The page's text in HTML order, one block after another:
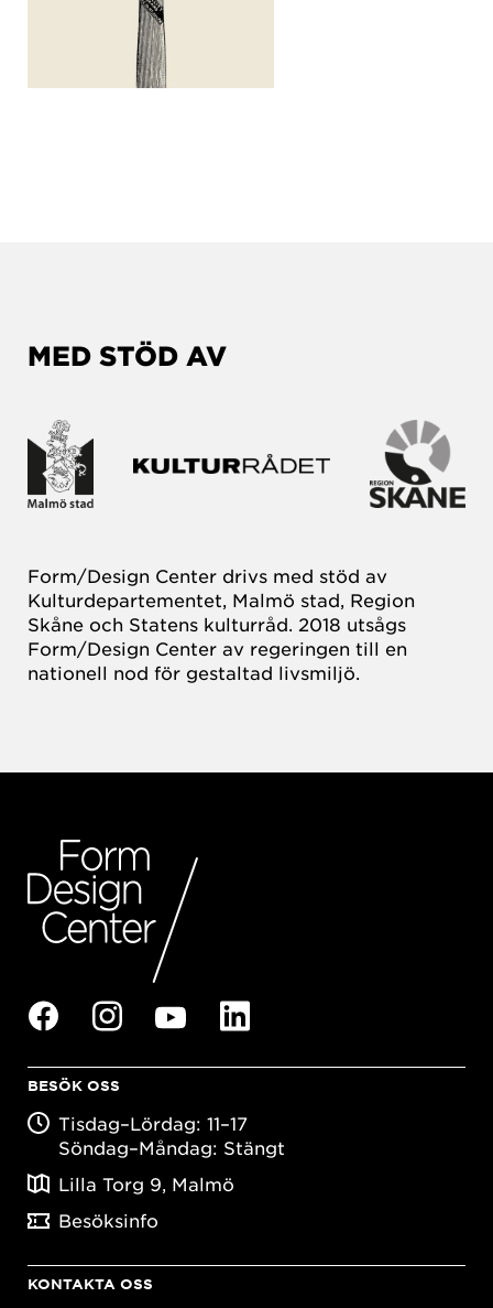
MED STÖD AV
Form/Design Center drivs med stöd av
Kulturdepartementet, Malmö stad, Region
Skåne och Statens kulturråd. 2018 utsågs
Form/Design Center av regeringen till en
nationell nod för gestaltad livsmiljö.
BESÖK OSS
Tisdag–Lördag: 11–17
Söndag–Måndag: Stängt
Lilla Torg 9, Malmö
Besöksinfo
KONTAKTA OSS